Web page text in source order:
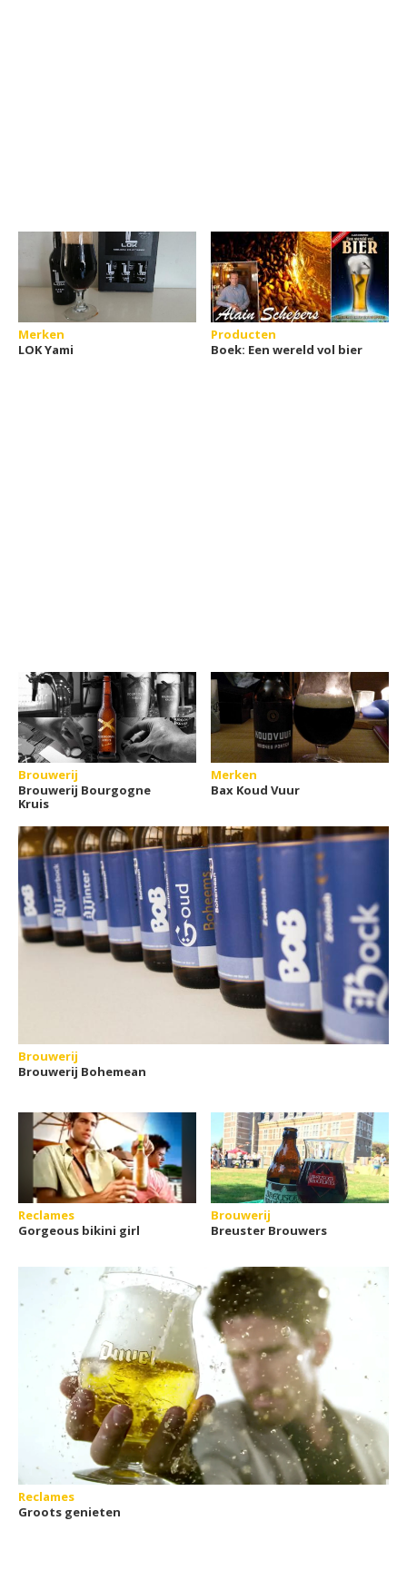
Merken
LOK Yami
Producten
Boek: Een wereld vol bier
Brouwerij
Brouwerij Bourgogne
Kruis
Merken
Bax Koud Vuur
Brouwerij
Brouwerij Bohemean
Reclames
Gorgeous bikini girl
Brouwerij
Breuster Brouwers
Reclames
Groots genieten